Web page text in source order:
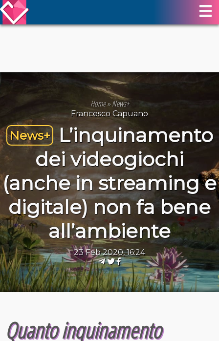
Home»News+
Francesco Capuano
News+
L’inquinamento
dei videogiochi
(anche in streaming e
digitale) non fa bene
all’ambiente
23 Feb 2020, 16:24
Quanto inquinamento